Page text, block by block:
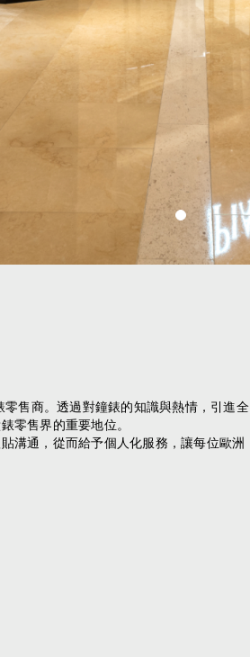
售商。透過對鐘錶的知識與熱情，引進全
零售界的重要地位。
溝通，從而給予個人化服務，讓每位歐洲